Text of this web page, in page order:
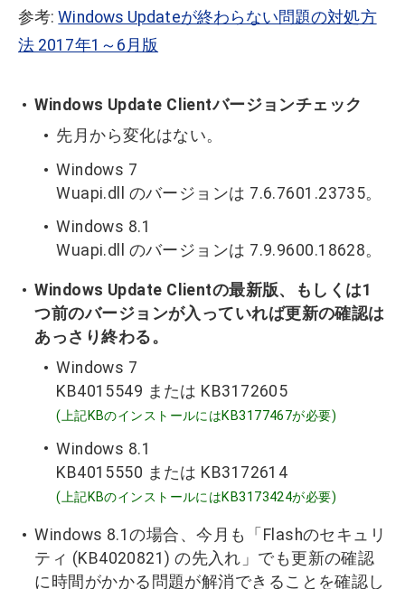
参考:Windows Updateが終わらない問題の対処方
法 2017年1～6月版
Windows Update Clientバージョンチェック
先月から変化はない。
Windows 7
Wuapi.dll のバージョンは 7.6.7601.23735。
Windows 8.1
Wuapi.dll のバージョンは 7.9.9600.18628。
Windows Update Clientの最新版、もしくは1
つ前のバージョンが入っていれば更新の確認は
あっさり終わる。
Windows 7
KB4015549 または KB3172605
(上記KBのインストールにはKB3177467が必要)
Windows 8.1
KB4015550 または KB3172614
(上記KBのインストールにはKB3173424が必要)
Windows 8.1の場合、今月も「Flashのセキュリ
ティ (KB4020821) の先入れ」でも更新の確認
に時間がかかる問題が解消できることを確認し